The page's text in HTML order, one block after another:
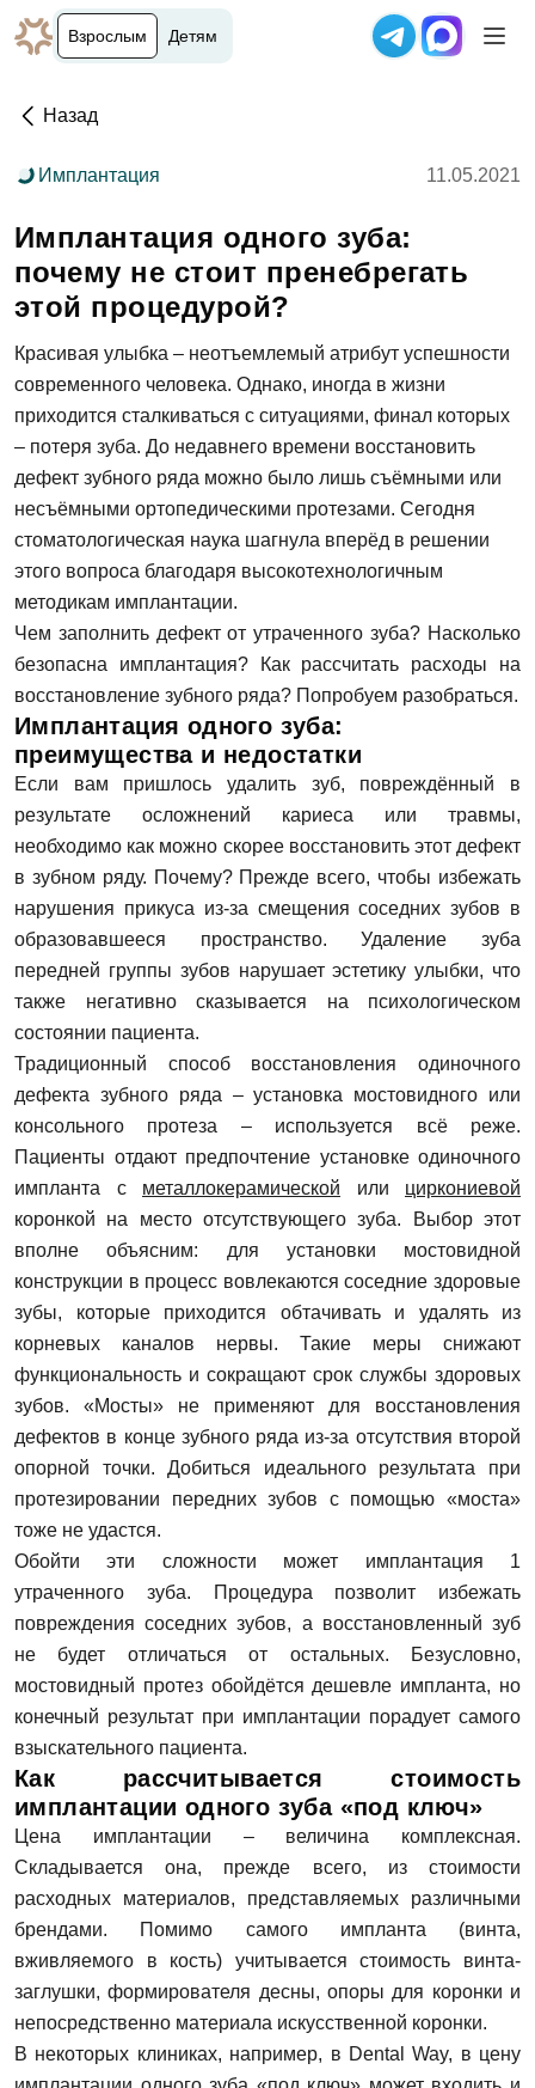
Взрослым Детям
Назад
Имплантация 11.05.2021
Имплантация одного зуба:
почему не стоит пренебрегать
этой процедурой?
Красивая улыбка – неотъемлемый атрибут успешности
современного человека. Однако, иногда в жизни
приходится сталкиваться с ситуациями, финал которых
– потеря зуба. До недавнего времени восстановить
дефект зубного ряда можно было лишь съёмными или
несъёмными ортопедическими протезами. Сегодня
стоматологическая наука шагнула вперёд в решении
этого вопроса благодаря высокотехнологичным
методикам имплантации.
Чем заполнить дефект от утраченного зуба? Насколько
безопасна имплантация? Как рассчитать расходы на
восстановление зубного ряда? Попробуем разобраться.
Имплантация одного зуба:
преимущества и недостатки
Если вам пришлось удалить зуб, повреждённый в
результате осложнений кариеса или травмы,
необходимо как можно скорее восстановить этот дефект
в зубном ряду. Почему? Прежде всего, чтобы избежать
нарушения прикуса из-за смещения соседних зубов в
образовавшееся пространство. Удаление зуба
передней группы зубов нарушает эстетику улыбки, что
также негативно сказывается на психологическом
состоянии пациента.
Традиционный способ восстановления одиночного
дефекта зубного ряда – установка мостовидного или
консольного протеза – используется всё реже.
Пациенты отдают предпочтение установке одиночного
импланта с металлокерамической или циркониевой
коронкой на место отсутствующего зуба. Выбор этот
вполне объясним: для установки мостовидной
конструкции в процесс вовлекаются соседние здоровые
зубы, которые приходится обтачивать и удалять из
корневых каналов нервы. Такие меры снижают
функциональность и сокращают срок службы здоровых
зубов. «Мосты» не применяют для восстановления
дефектов в конце зубного ряда из-за отсутствия второй
опорной точки. Добиться идеального результата при
протезировании передних зубов с помощью «моста»
тоже не удастся.
Обойти эти сложности может имплантация 1
утраченного зуба. Процедура позволит избежать
повреждения соседних зубов, а восстановленный зуб
не будет отличаться от остальных. Безусловно,
мостовидный протез обойдётся дешевле импланта, но
конечный результат при имплантации порадует самого
взыскательного пациента.
Как рассчитывается стоимость
имплантации одного зуба «под ключ»
Цена имплантации – величина комплексная.
Складывается она, прежде всего, из стоимости
расходных материалов, представляемых различными
брендами. Помимо самого импланта (винта,
вживляемого в кость) учитывается стоимость винта-
заглушки, формирователя десны, опоры для коронки и
непосредственно материала искусственной коронки.
В некоторых клиниках, например, в Dental Way, в цену